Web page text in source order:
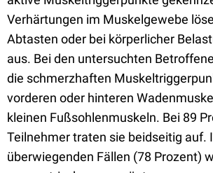
Verhärtungen im Muskelgewebe
Abtasten oder bei körperlicher
aus. Bei den untersuchten
die schmerzhaften
vorderen oder hinteren
kleinen Fußsohlenmuskeln. Bei 89
Teilnehmer traten sie beidseitig auf.
überwiegenden Fällen (78 Prozent)